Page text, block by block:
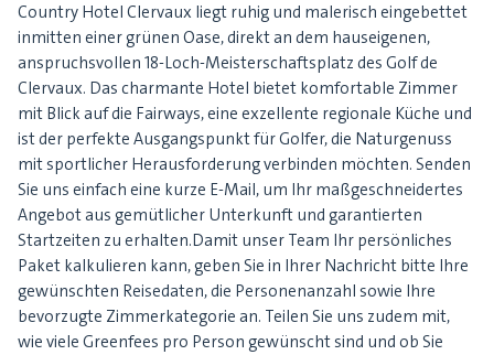
Country Hotel Clervaux liegt ruhig und malerisch eingebettet
inmitten einer grünen Oase, direkt an dem hauseigenen,
anspruchsvollen 18-Loch-Meisterschaftsplatz des Golf de
Clervaux. Das charmante Hotel bietet komfortable Zimmer
mit Blick auf die Fairways, eine exzellente regionale Küche und
ist der perfekte Ausgangspunkt für Golfer, die Naturgenuss
mit sportlicher Herausforderung verbinden möchten. Senden
Sie uns einfach eine kurze E-Mail, um Ihr maßgeschneidertes
Angebot aus gemütlicher Unterkunft und garantierten
Startzeiten zu erhalten.Damit unser Team Ihr persönliches
Paket kalkulieren kann, geben Sie in Ihrer Nachricht bitte Ihre
gewünschten Reisedaten, die Personenanzahl sowie Ihre
bevorzugte Zimmerkategorie an. Teilen Sie uns zudem mit,
wie viele Greenfees pro Person gewünscht sind und ob Sie